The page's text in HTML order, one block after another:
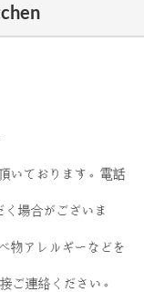
いております。電話
場合がございま
物アレルギーなどを
ご連絡ください。